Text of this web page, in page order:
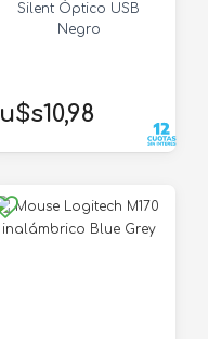
Silent Óptico USB
Negro
u$s10,98